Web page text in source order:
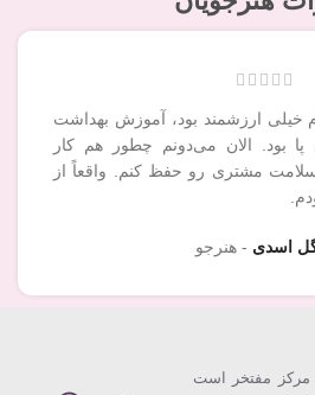
خیلی ارزشمند بود، آموزش بهداشت
بود. الان می‌دونم چطور هم کار
مشتری رو حفظ کنم. واقعاً از
اسدی هنرجو
مركز مفتخر است